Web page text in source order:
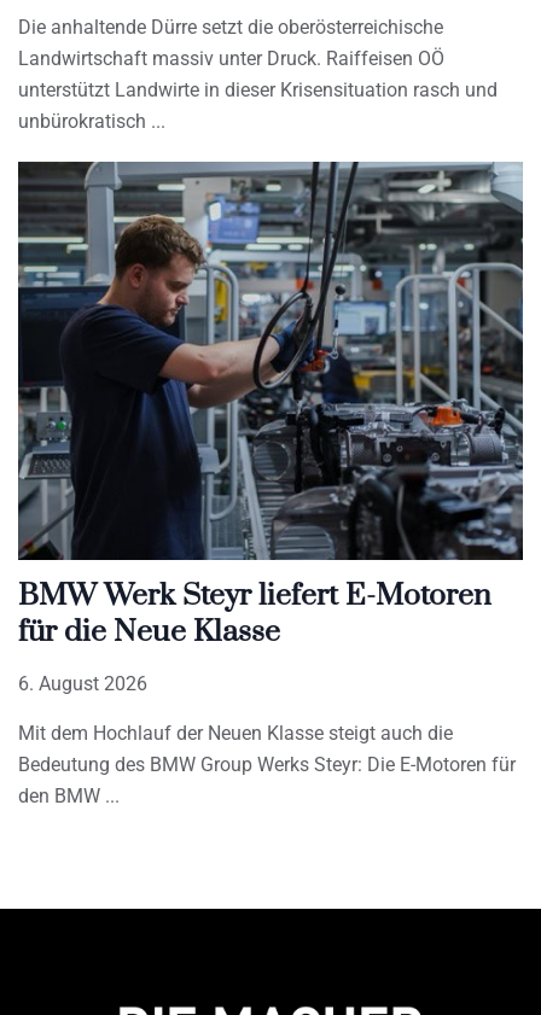
Die anhaltende Dürre setzt die oberösterreichische
Landwirtschaft massiv unter Druck. Raiffeisen OÖ
unterstützt Landwirte in dieser Krisensituation rasch und
unbürokratisch
BMW Werk Steyr liefert E-Motoren
für die Neue Klasse
6. August 2026
Mit dem Hochlauf der Neuen Klasse steigt auch die
Bedeutung des BMW Group Werks Steyr: Die E-Motoren für
den BMW